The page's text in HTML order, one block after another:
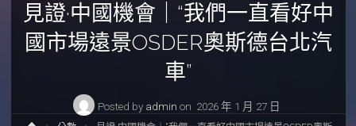
見證·中國機會｜“我們一直看好中
國市場遠景OSDER奧斯德台北汽
車”
Posted by admin on 2026 年 1 月 27 日